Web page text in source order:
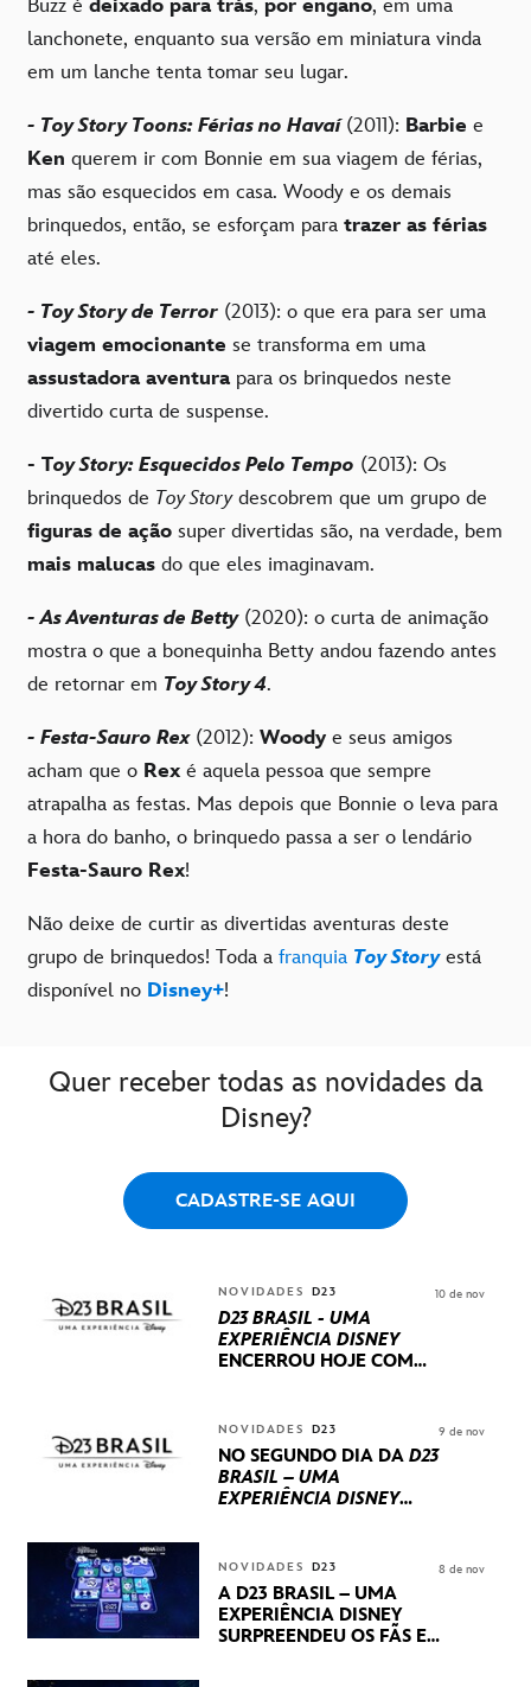
Buzz é deixado para trás, por engano, em uma
lanchonete, enquanto sua versão em miniatura vinda
em um lanche tenta tomar seu lugar.
- Toy Story Toons: Férias no Havaí (2011): Barbie e
Ken querem ir com Bonnie em sua viagem de férias,
mas são esquecidos em casa. Woody e os demais
brinquedos, então, se esforçam para trazer as férias
até eles.
- Toy Story de Terror (2013): o que era para ser uma
viagem emocionante se transforma em uma
assustadora aventurapara os brinquedos neste
divertido curta de suspense.
- Toy Story: Esquecidos Pelo Tempo (2013): Os
brinquedos de Toy Storydescobrem que um grupo de
figuras de ação super divertidas são, na verdade, bem
mais malucas do que eles imaginavam.
- As Aventuras de Betty(2020): o curta de animação
mostra o que a bonequinha Betty andou fazendo antes
de retornar em Toy Story 4.
- Festa-Sauro Rex(2012): Woody e seus amigos
acham que o Rex é aquela pessoa que sempre
atrapalha as festas. Mas depois que Bonnie o leva para
a hora do banho, o brinquedo passa a ser o lendário
Festa-Sauro Rex!
Não deixe de curtir as divertidas aventuras deste
grupo de brinquedos! Toda a franquia Toy Storyestá
disponível no Disney+!
Quer receber todas as novidades da
Disney?
CADASTRE-SE AQUI
NOVIDADES D23
D23 BRASIL - UMA
EXPERIÊNCIA DISNEY
ENCERROU HOJE COM
INTERNACIONAIS E
PRODUÇÕES BRASILEIRAS
10 de nov
NOVIDADES D23
NO SEGUNDO DIA DA D23
BRASIL – UMA
EXPERIÊNCIA DISNEY
STUDIOS REVELARAM
PRÉVIAS E NOVIDADES
DOS SEUS PRÓXIMOS
LANÇAMENTOS
9 de nov
NOVIDADES D23
A D23 BRASIL – UMA
EXPERIÊNCIA DISNEY
SURPREENDEU OS FÃS EM
8 de nov